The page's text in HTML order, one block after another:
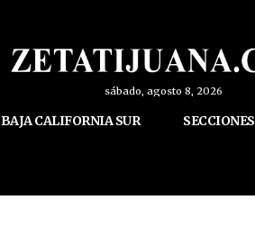
sábado, agosto 8, 2026
BAJA CALIFORNIA SUR SECCIONES